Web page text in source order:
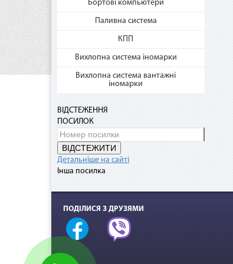
Бортові компьютери
Паливна система
КПП
Вихлопна система іномарки
Вихлопна система вантажні
іномарки
ВІДСТЕЖЕННЯ
ПОСИЛОК
ВІДСТЕЖИТИ
Детальніше на сайті
Інша посилка
ПОДІЛИСЯ З ДРУЗЯМИ